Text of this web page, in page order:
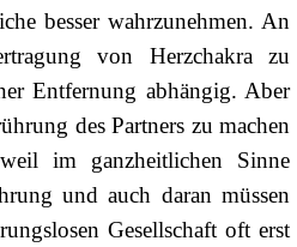
besser wahrzunehmen. An
von Herzchakra zu
Entfernung abhängig. Aber
des Partners zu machen
im ganzheitlichen Sinne
und auch daran müssen
Gesellschaft oft erst